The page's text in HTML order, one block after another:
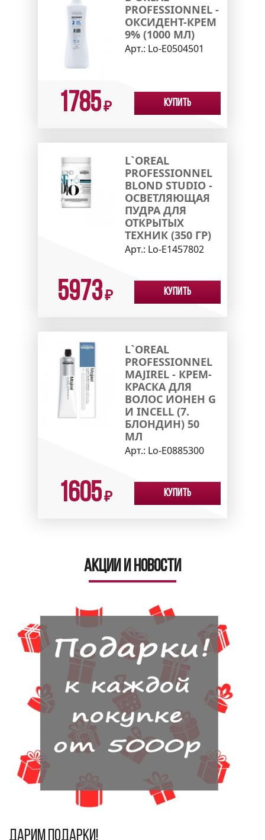
PROFESSIONNEL -
ОКСИДЕНТ-КРЕМ
9% (1000 МЛ)
Арт.: Lo-E0504501
1785₽ Купить
L`OREAL
PROFESSIONNEL
BLOND STUDIO -
ОСВЕТЛЯЮЩАЯ
ПУДРА ДЛЯ
ОТКРЫТЫХ
ТЕХНИК (350 ГР)
Арт.: Lo-E1457802
5973₽ Купить
L`OREAL
PROFESSIONNEL
MAJIREL - КРЕМ-
КРАСКА ДЛЯ
ВОЛОС ИОНЕН G
И INCELL (7.
БЛОНДИН) 50
МЛ
Арт.: Lo-E0885300
1605₽ Купить
Акции и новости
Дарим подарки!